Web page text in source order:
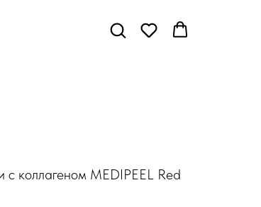
с коллагеном MEDIPEEL Red